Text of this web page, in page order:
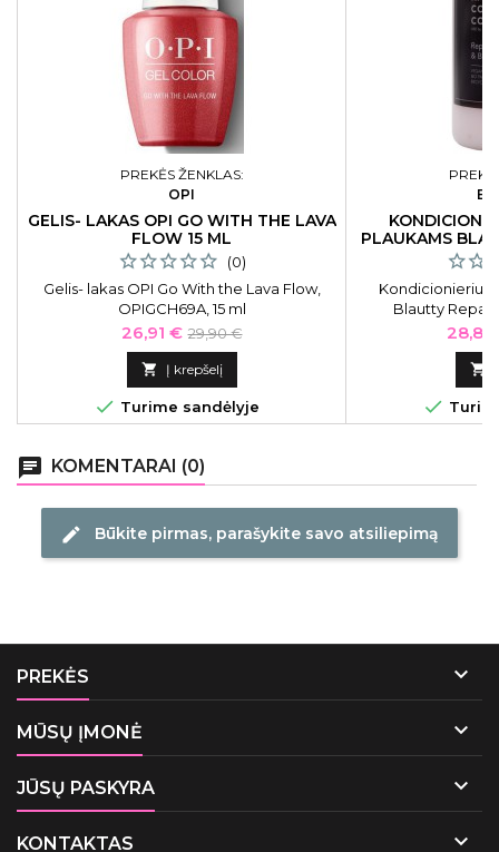
PREKĖS ŽENKLAS:
OPI
GELIS- LAKAS OPI GO WITH THE LAVA
FLOW 15 ML
(0)
Gelis- lakas OPI Go With the Lava Flow,
OPIGCH69A, 15 ml
Kaina
26,91 € Bazinė
kaina
29,90 €
 Į krepšelį
 Turime sandėlyje
PLAUKAMS
Kondicionierius
Blautty
Conditioner
serbentų
Kaina


chat KOMENTARAI (0)
edit Būkite pirmas, parašykite savo atsiliepimą
PREKĖS 
MŪSŲ ĮMONĖ 
JŪSŲ PASKYRA 
KONTAKTAS 